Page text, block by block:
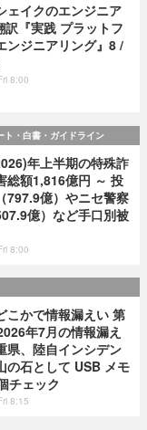
ェイクのエンジニア
訳『実践 プラットフ
ンジニアリング』8 /
8:00
ト・白書・ガイドライン
年上半期の特殊詐
総額1,816億円 ～ 投
797.9億）やニセ警察
億）など手口別被
8:00
こかで情報漏えい 第
年7月の情報漏え
県、陸自インシデン
の石として USB メモ
チェック
8:15